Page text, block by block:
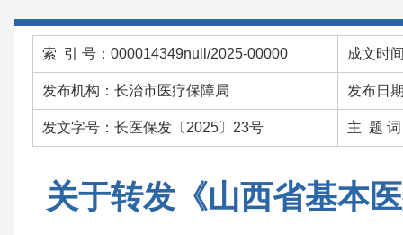
索 引 号：000014349null/2025-00000 成文时
发布机构：长治市医疗保障局 发布日
发文字号：长医保发〔2025〕23号 主 题 词
关于转发《山西省基本